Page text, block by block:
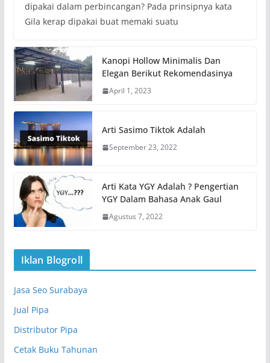
dipakai dalam perbincangan? Pada prinsipnya kata
Gila kerap dipakai buat memaki suatu
Kanopi Hollow Minimalis Dan
Elegan Berikut Rekomendasinya
April 1, 2023
Arti Sasimo Tiktok Adalah
September 23, 2022
Arti Kata YGY Adalah ? Pengertian
YGY Dalam Bahasa Anak Gaul
Agustus 7, 2022
Iklan Blogroll
Jasa Seo Surabaya
Jual Pipa
Distributor Pipa
Cetak Buku Tahunan